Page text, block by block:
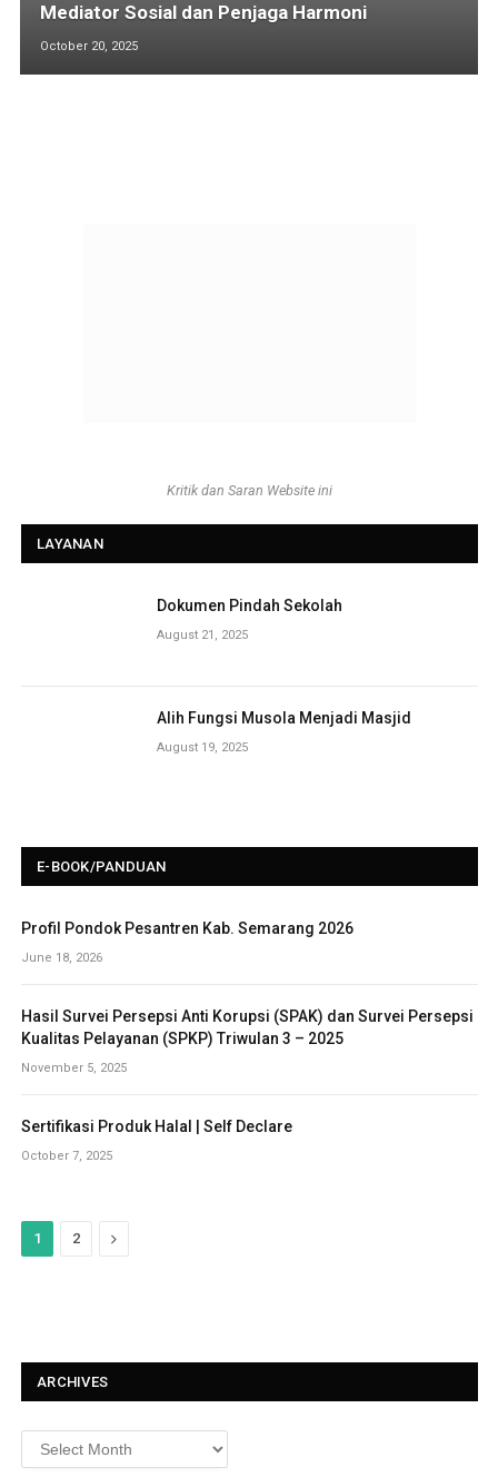
Mediator Sosial dan Penjaga Harmoni
October 20, 2025
Kritik dan Saran Website ini
LAYANAN
Dokumen Pindah Sekolah
August 21, 2025
Alih Fungsi Musola Menjadi Masjid
August 19, 2025
E-BOOK/PANDUAN
Profil Pondok Pesantren Kab. Semarang 2026
June 18, 2026
Hasil Survei Persepsi Anti Korupsi (SPAK) dan Survei Persepsi
Kualitas Pelayanan (SPKP) Triwulan 3 – 2025
November 5, 2025
Sertifikasi Produk Halal | Self Declare
October 7, 2025
1 2
N
ARCHIVES